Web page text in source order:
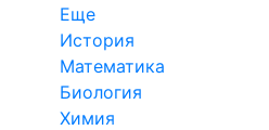
Еще
История
Математика
Биология
Химия